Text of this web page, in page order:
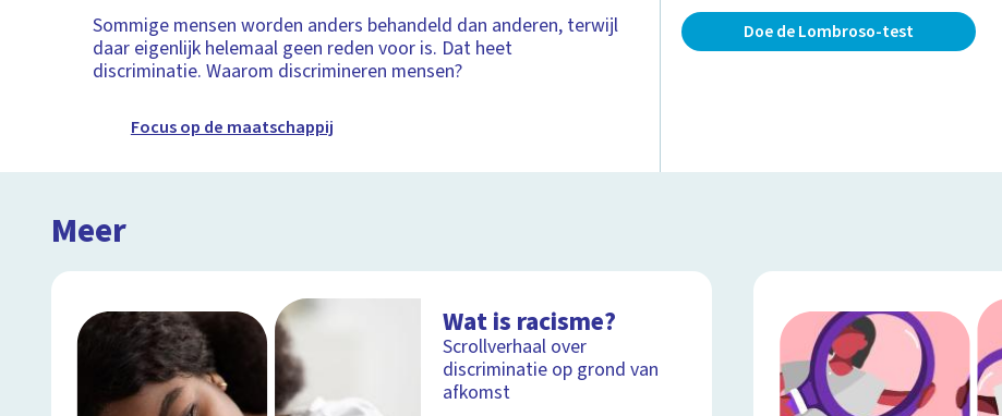
Sommige mensen worden anders behandeld dan anderen, terwijl
daar eigenlijk helemaal geen reden voor is. Dat heet
discriminatie. Waarom discrimineren mensen?
Focus op de maatschappij
Doe de Lombroso-test
Meer
Wat is racisme?
Scrollverhaal over
discriminatie op grond van
afkomst